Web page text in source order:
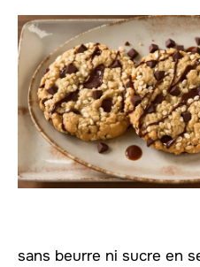
sans beurre ni sucre en